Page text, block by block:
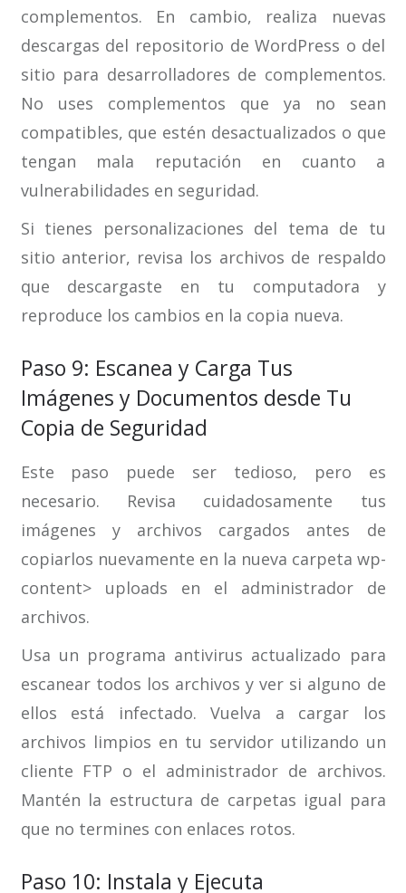
complementos. En cambio, realiza nuevas
descargas del repositorio de WordPress o del
sitio para desarrolladores de complementos.
No uses complementos que ya no sean
compatibles, que estén desactualizados o que
tengan mala reputación en cuanto a
vulnerabilidades en seguridad.
Si tienes personalizaciones del tema de tu
sitio anterior, revisa los archivos de respaldo
que descargaste en tu computadora y
reproduce los cambios en la copia nueva.
Paso 9: Escanea y Carga Tus
Imágenes y Documentos desde Tu
Copia de Seguridad
Este paso puede ser tedioso, pero es
necesario. Revisa cuidadosamente tus
imágenes y archivos cargados antes de
copiarlos nuevamente en la nueva carpeta wp-
content> uploads en el administrador de
archivos.
Usa un programa antivirus actualizado para
escanear todos los archivos y ver si alguno de
ellos está infectado. Vuelva a cargar los
archivos limpios en tu servidor utilizando un
cliente FTP o el administrador de archivos.
Mantén la estructura de carpetas igual para
que no termines con enlaces rotos.
Paso 10: Instala y Ejecuta